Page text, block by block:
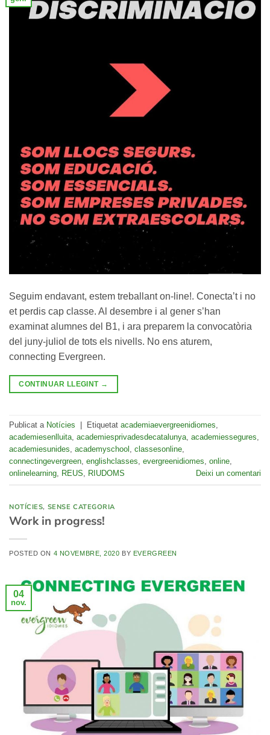
Seguim endavant, estem treballant on-line!. Conecta’t i no
et perdis cap classe. Al desembre i al gener s’han
examinat alumnes del B1, i ara preparem la convocatòria
del juny-juliol de tots els nivells. No ens aturem,
connecting Evergreen.
CONTINUAR LLEGINT →
Publicat a Notícies Etiquetat academiaevergreenidiomes,
academiesenlluita, academiesprivadesdecatalunya, academiessegures,
academiesunides, academyschool , classesonline,
connectingevergreen, englishclasses, evergreenidiomes, online,
onlinelearning, REUS, RIUDOMS Deixi un comentari
NOTÍCIES, SENSE CATEGORIA
Work in progress!
POSTED ON 4 NOVEMBRE, 2020 BY EVERGREEN
04
nov.